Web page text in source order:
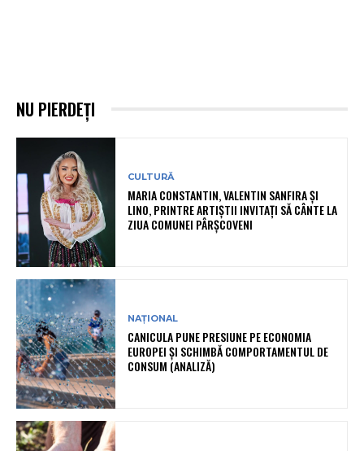
NU PIERDEȚI
CULTURĂ
MARIA CONSTANTIN, VALENTIN SANFIRA ȘI
LINO, PRINTRE ARTIȘTII INVITAȚI SĂ CÂNTE LA
ZIUA COMUNEI PÂRȘCOVENI
NAȚIONAL
CANICULA PUNE PRESIUNE PE ECONOMIA
EUROPEI ȘI SCHIMBĂ COMPORTAMENTUL DE
CONSUM (ANALIZĂ)